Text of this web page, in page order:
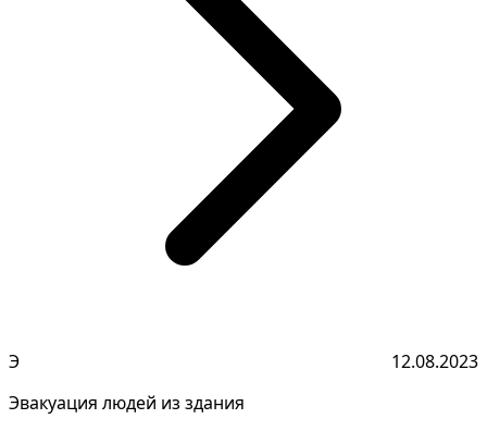
Э
12.08.2023
Эвакуация людей из здания